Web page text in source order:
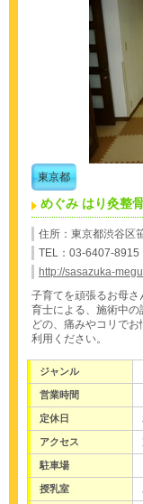
東京都
めぐみ はり灸整
住所：東京都渋谷
TEL：03-6407-8915
http://sasazuka-
子育てを頑張るお母さ
育士による、施術中の
どの、痛みやコリでお
利用ください。
ジャンル
営業時間
定休日
アクセス
駐車場
授乳室